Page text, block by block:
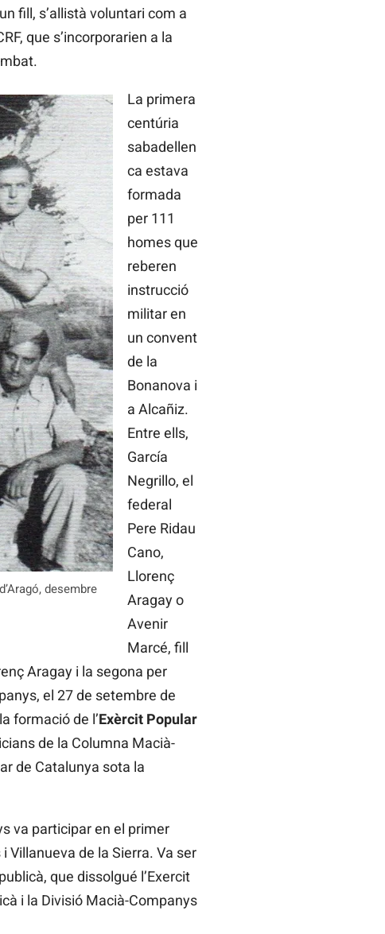
fill, s’allistà voluntari com a
que s’incorporarien a la
desembre
La primera
centúria
sabadellen
ca estava
formada
per 111
homes que
reberen
instrucció
militar en
un convent
de la
Bonanova i
a Alcañiz.
Entre ells,
García
Negrillo, el
federal
Pere Ridau
Cano,
Llorenç
Aragay o
Avenir
Marcé, fill
Aragay i la segona per
el 27 de setembre de
formació de l’Exèrcit Popular
de la Columna Macià-
de Catalunya sota la
va participar en el primer
Villanueva de la Sierra. Va ser
que dissolgué l’Exercit
i la Divisió Macià-Companys